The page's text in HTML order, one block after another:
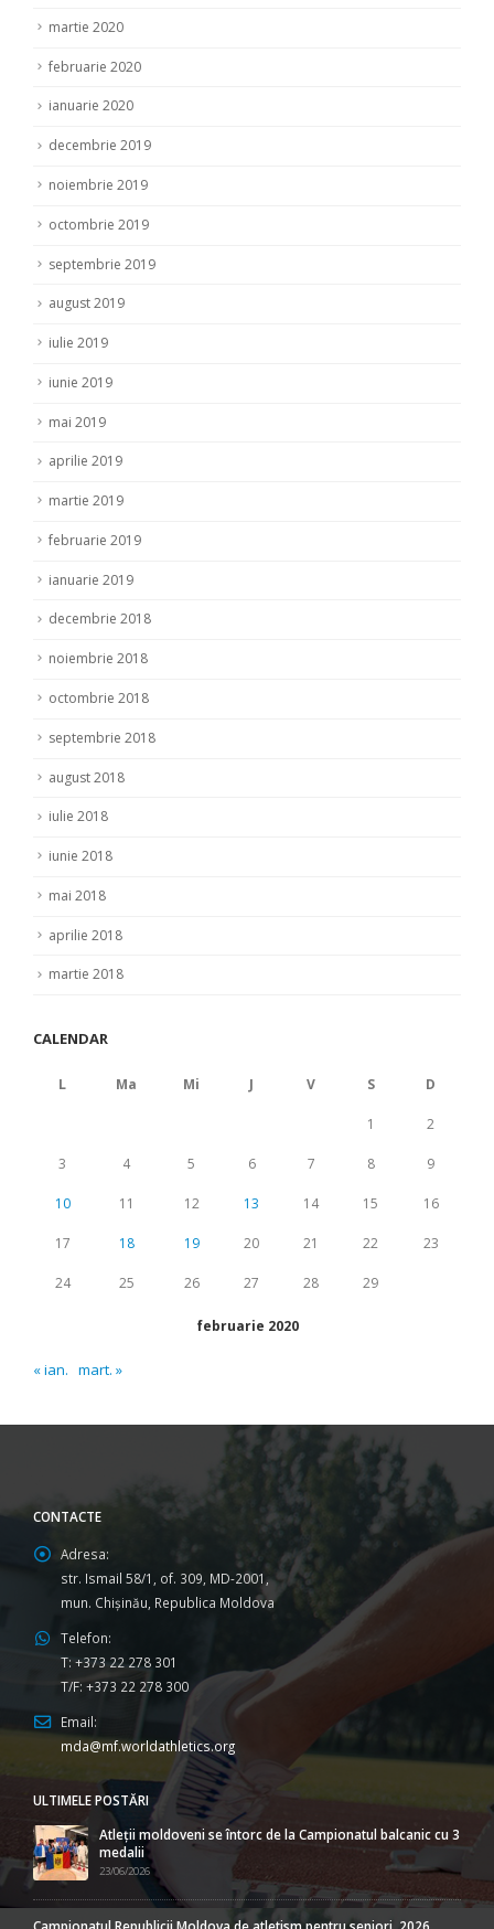
martie 2020
februarie 2020
ianuarie 2020
decembrie 2019
noiembrie 2019
octombrie 2019
septembrie 2019
august 2019
iulie 2019
iunie 2019
mai 2019
aprilie 2019
martie 2019
februarie 2019
ianuarie 2019
decembrie 2018
noiembrie 2018
octombrie 2018
septembrie 2018
august 2018
iulie 2018
iunie 2018
mai 2018
aprilie 2018
martie 2018
CALENDAR
februarie 2020
L Ma Mi J V S D
1 2
3 4 5 6 7 8 9
10 11 12 13 14 15 16
17 18 19 20 21 22 23
24 25 26 27 28 29
« ian. mart. »
CONTACTE
Adresa:
str. Ismail 58/1, of. 309, MD-2001,
mun. Chişinău, Republica Moldova
Telefon:
T: +373 22 278 301
T/F: +373 22 278 300
Email:
mda@mf.worldathletics.org
ULTIMELE POSTĂRI
Atleții moldoveni se întorc de la Campionatul balcanic cu 3
medalii
23/06/2026
Campionatul Republicii Moldova de atletism pentru seniori, 2026